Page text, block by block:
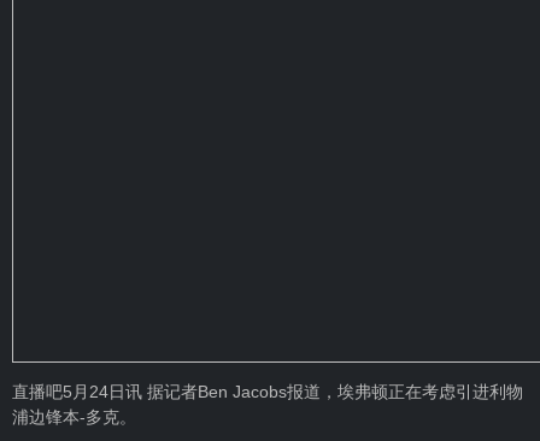
直播吧5月24日讯 据记者Ben Jacobs报道，埃弗顿正在考虑引进利物
浦边锋本-多克。